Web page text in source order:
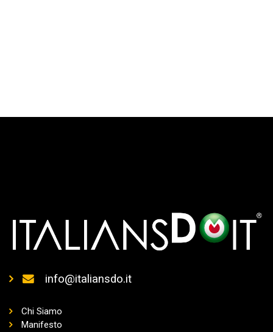
info@italiansdo.it
Chi Siamo
Manifesto